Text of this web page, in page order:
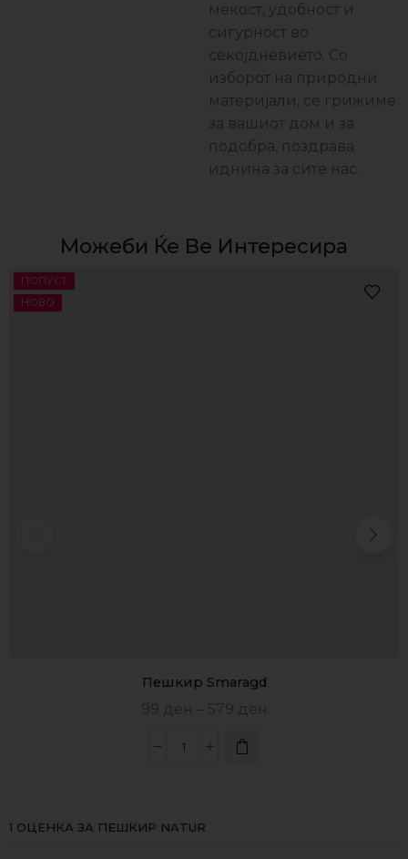
мекост, удобност и
сигурност во
секојдневието. Со
изборот на природни
материјали, се грижиме
за вашиот дом и за
подобра, поздравa
иднина за сите нас.
Можеби Ќе Ве Интересира
ПОПУСТ
НОВО
Пешкир Smaragd
99 ден 579 ден
1 ОЦЕНКА ЗА ПЕШКИР NATUR